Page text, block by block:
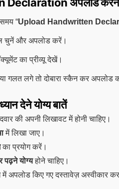
“Upload Handwritten
चुनें और अपलोड करें।
का प्रीव्यू देखें।
गलत लगे तो दोबारा स्कैन कर अपलोड
देने योग्य बातें
की अपनी लिखावट में होनी चाहिए।
में लिखा जाए।
का प्रयोग करें।
पढ़ने योग्यहोने चाहिए।
में अपलोड किए गए दस्तावेज़ अस्वीकार कर